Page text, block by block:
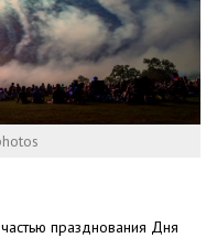
празднования Дня